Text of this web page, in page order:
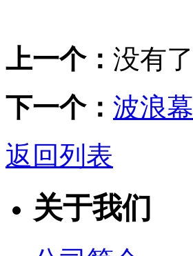
上一个： 没有了
下一个： 波浪幕
返回列表
关于我们